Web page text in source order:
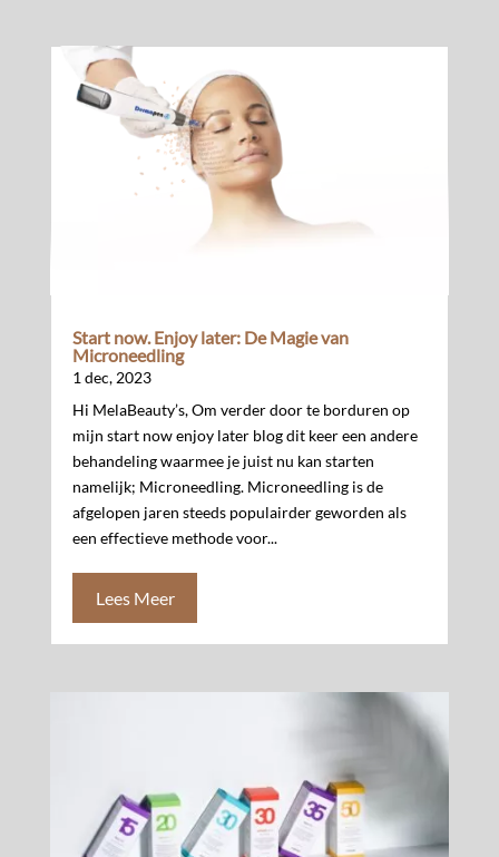
Start now. Enjoy later: De Magie van
Microneedling
1 dec, 2023
Hi MelaBeauty’s, Om verder door te borduren op
mijn start now enjoy later blog dit keer een andere
behandeling waarmee je juist nu kan starten
namelijk; Microneedling. Microneedling is de
afgelopen jaren steeds populairder geworden als
een effectieve methode voor...
Lees Meer